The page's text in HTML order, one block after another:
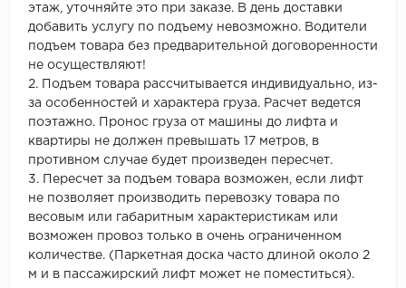
этаж, уточняйте это при заказе. В день доставки
добавить услугу по подъему невозможно. Водители
подъем товара без предварительной договоренности
не осуществляют!
2. Подъем товара рассчитывается индивидуально, из-
за особенностей и характера груза. Расчет ведется
поэтажно. Пронос груза от машины до лифта и
квартиры не должен превышать 17 метров, в
противном случае будет произведен пересчет.
3. Пересчет за подъем товара возможен, если лифт
не позволяет производить перевозку товара по
весовым или габаритным характеристикам или
возможен провоз только в очень ограниченном
количестве. (Паркетная доска часто длиной около 2
м и в пассажирский лифт может не поместиться).